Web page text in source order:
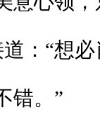
：“想必
错。”